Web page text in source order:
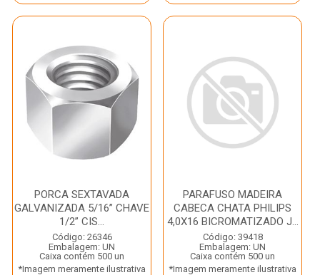
PORCA SEXTAVADA
GALVANIZADA 5/16” CHAVE
1/2” CIS...
Código: 26346
Embalagem: UN
Caixa contém 500 un
*Imagem meramente ilustrativa
PARAFUSO MADEIRA
CABECA CHATA PHILIPS
4,0X16 BICROMATIZADO J...
Código: 39418
Embalagem: UN
Caixa contém 500 un
*Imagem meramente ilustrativa